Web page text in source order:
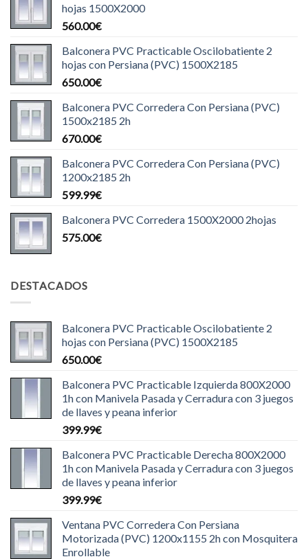
hojas 1500X2000
560.00€
Balconera PVC Practicable Oscilobatiente 2
hojas con Persiana (PVC) 1500X2185
650.00€
Balconera PVC Corredera Con Persiana (PVC)
1500x2185 2h
670.00€
Balconera PVC Corredera Con Persiana (PVC)
1200x2185 2h
599.99€
Balconera PVC Corredera 1500X2000 2hojas
575.00€
DESTACADOS
Balconera PVC Practicable Oscilobatiente 2
hojas con Persiana (PVC) 1500X2185
650.00€
Balconera PVC Practicable Izquierda 800X2000
1h con Manivela Pasada y Cerradura con 3 juegos
de llaves y peana inferior
399.99€
Balconera PVC Practicable Derecha 800X2000
1h con Manivela Pasada y Cerradura con 3 juegos
de llaves y peana inferior
399.99€
Ventana PVC Corredera Con Persiana
Motorizada (PVC) 1200x1155 2h con Mosquitera
Enrollable